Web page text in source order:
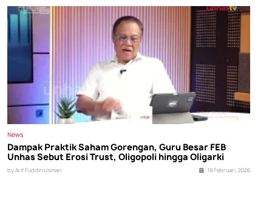
News
Dampak Praktik Saham Gorengan, Guru Besar FEB
Unhas Sebut Erosi Trust, Oligopoli hingga Oligarki
by Arif Fuddin Usman 19 Februari, 2026